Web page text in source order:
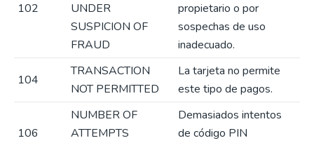
102
UNDER
SUSPICION OF
FRAUD
propietario o por
sospechas de uso
inadecuado.
104
TRANSACTION
NOT PERMITTED
La tarjeta no permite
este tipo de pagos.
106
NUMBER OF
ATTEMPTS
Demasiados intentos
de código PIN